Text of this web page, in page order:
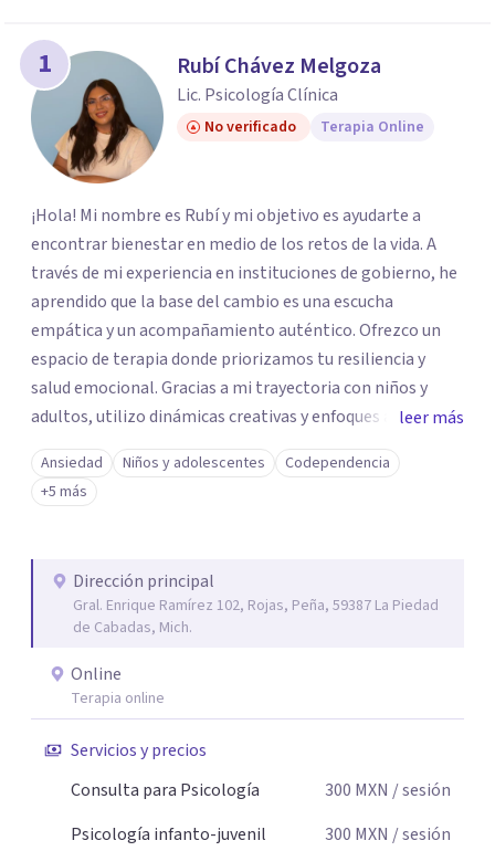
1 Rubí Chávez Melgoza
Lic. Psicología Clínica
No verificado Terapia Online
¡Hola! Mi nombre es Rubí y mi objetivo es ayudarte a
encontrar bienestar en medio de los retos de la vida. A
través de mi experiencia en instituciones de gobierno, he
aprendido que la base del cambio es una escucha
empática y un acompañamiento auténtico. ​Ofrezco un
espacio de terapia donde priorizamos tu resiliencia y
salud emocional. Gracias a mi trayectoria con niños y
adultos, utilizo dinámicas creativas y enfoques adaptados
a tus necesidades específicas. Estoy aquí para escucharte
y brindarte las herramientas necesarias para fortalecer
tu paz mental.
leer más
Ansiedad Niños y adolescentes
Codependencia
+5 más
Dirección principal
Gral. Enrique Ramírez 102, Rojas, Peña, 59387 La Piedad
de Cabadas, Mich.
Online
Terapia online
Servicios y precios
Consulta para Psicología
300 MXN / sesión
Psicología infanto-juvenil
300 MXN / sesión